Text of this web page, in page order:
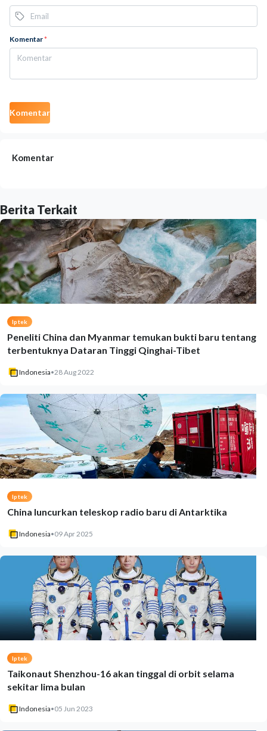
Komentar*
Komentar
Komentar
Berita Terkait
Iptek
Peneliti China dan Myanmar temukan bukti baru tentang
terbentuknya Dataran Tinggi Qinghai-Tibet
Indonesia•28 Aug 2022
Iptek
China luncurkan teleskop radio baru di Antarktika
Indonesia•09 Apr 2025
Iptek
Taikonaut Shenzhou-16 akan tinggal di orbit selama
sekitar lima bulan
Indonesia•05 Jun 2023